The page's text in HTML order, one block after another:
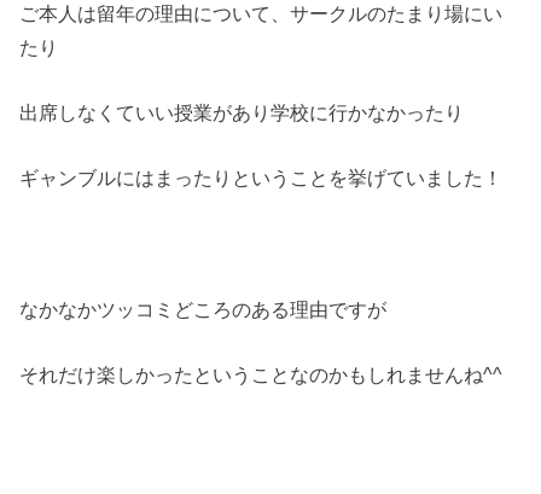
ご本人は留年の理由について、サークルのたまり場にい
たり
出席しなくていい授業があり学校に行かなかったり
ギャンブルにはまったりということを挙げていました！
なかなかツッコミどころのある理由ですが
それだけ楽しかったということなのかもしれませんね^^